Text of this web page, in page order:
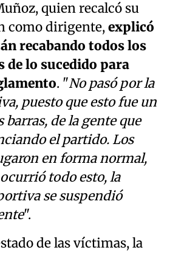
quien recalcó su
como dirigente,explicó
recabando todos los
de lo sucedido para
. "No pasó por la
puesto que esto fue un
barras, de la gente que
el partido. Los
en forma normal,
todo esto, la
se suspendió
".
de las víctimas, la